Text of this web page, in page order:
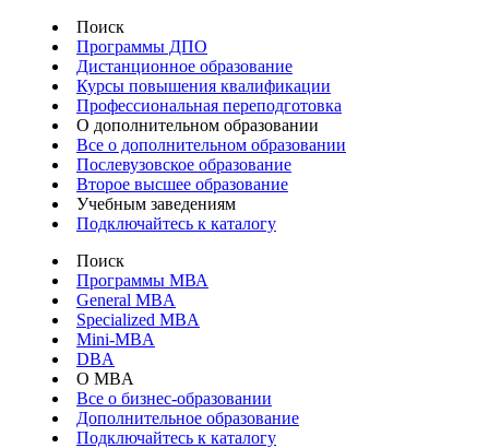
Поиск
Программы ДПО
Дистанционное образование
Курсы повышения квалификации
Профессиональная переподготовка
О дополнительном образовании
Все о дополнительном образовании
Послевузовское образование
Второе высшее образование
Учебным заведениям
Подключайтесь к каталогу
Поиск
Программы МВА
General MBA
Specialized MBA
Mini-MBA
DBA
О MBA
Все о бизнес-образовании
Дополнительное образование
Подключайтесь к каталогу